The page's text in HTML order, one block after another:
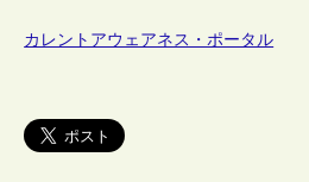
カレントアウェアネス・ポータル